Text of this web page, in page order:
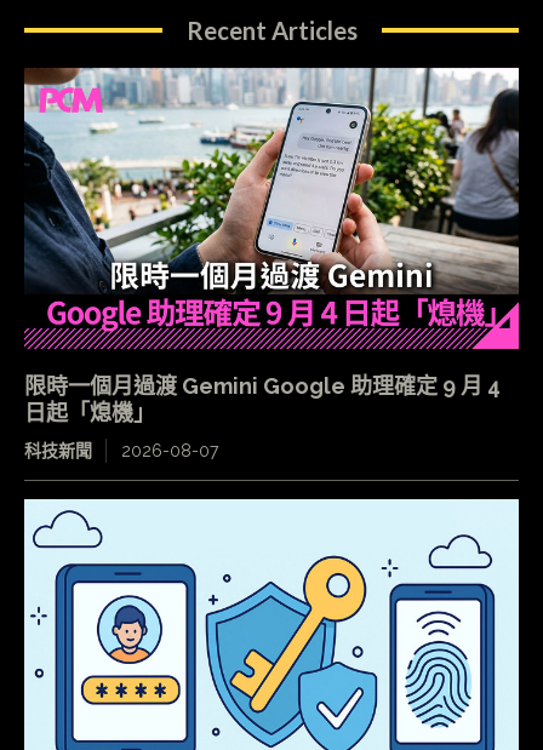
Recent Articles
限時一個月過渡 Gemini Google 助理確定 9 月 4
日起「熄機」
科技新聞 2026-08-07